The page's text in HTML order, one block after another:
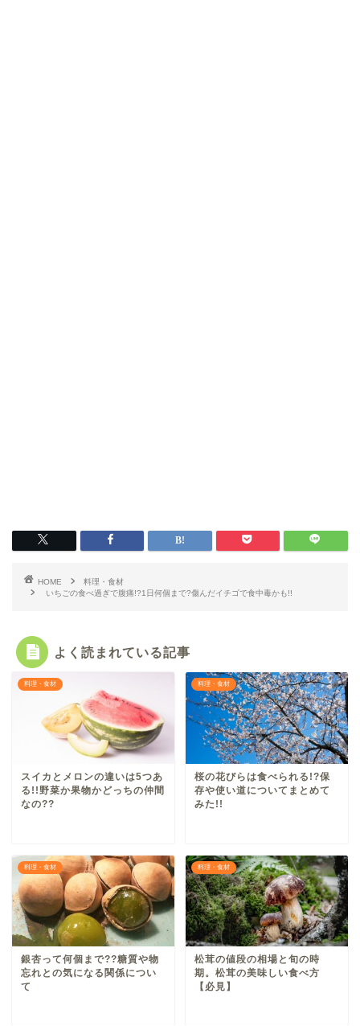
HOME
料理・食材
いちごの食べ過ぎで腹痛!?1日何個まで?傷んだイチゴで食中毒かも!!
よく読まれている記事
料理・食材
スイカとメロンの違いは5つあ
る!!野菜か果物かどっちの仲間
なの??
料理・食材
桜の花びらは食べられる!?保
存や使い道についてまとめて
みた!!
料理・食材
銀杏って何個まで??糖質や物
忘れとの気になる関係につい
て
料理・食材
松茸の値段の相場と旬の時
期。松茸の美味しい食べ方
【必見】